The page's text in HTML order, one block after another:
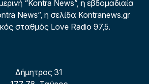
“Kontra News”, η εβδομαδιαία
News”, η σελίδα Kontranews.gr
σταθμός Love Radio 97,5.
Δήμητρος 31